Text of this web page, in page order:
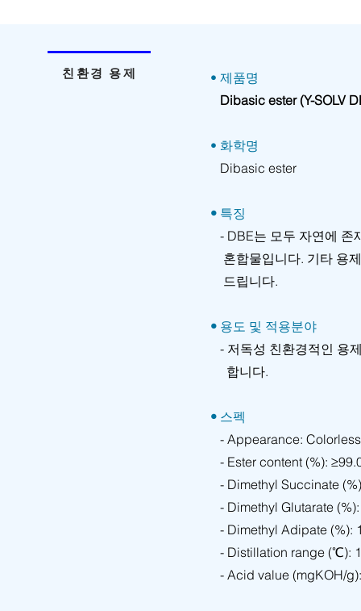
친환경 용제
• 제품명
Dibasic ester (Y-SOLV
• 화학명
Dibasic ester
• 특징
- DBE는 모두 자연에 존
혼합물입니다. 기타 용
드립니다.
• 용도 및 적용분야
- 저독성 친환경적인 용
합니다.
• 스펙
- Appearance:
- Ester content (%):
- Dimethyl Succinate
- Dimethyl Glutarate
- Dimethyl Adipate (%):
- Distillation range (℃):
- Acid value (mgKOH/